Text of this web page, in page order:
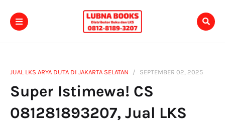
JUAL LKS ARYA DUTA DI JAKARTA SELATAN SEPTEMBER 02, 2025
Super Istimewa! CS
081281893207, Jual LKS